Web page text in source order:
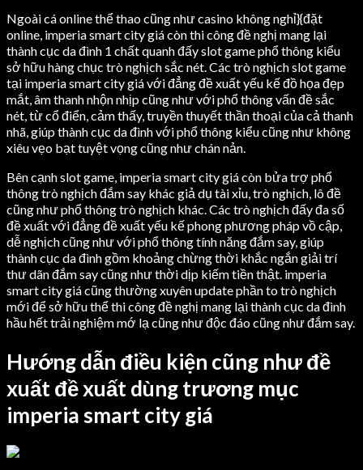
Ngoài cá online thể thao cũng như casino không nghỉ}{đặt
online, imperia smart city giá còn thi công đề nghị mang lại
thành cục da đình 1 chất quanh đấy slot game phổ thông kiểu
sở hữu hàng chục trò nghịch sắc nét. Các trò nghịch slot game
tại imperia smart city giá với đẳng đề xuất yếu kế đồ họa đẹp
mắt, âm thanh nhộn nhịp cũng như với phổ thông vấn đề sắc
nét, từ cổ điển, cảm thấy, truyền thuyết thần thoại của cả thanh
nhã, giúp thành cục da đình với phổ thông kiểu cũng như không
xiêu vẹo bạt tuyệt vọng cũng như chán nản.
Bên cạnh slot game, imperia smart city giá còn bửa trợ phổ
thông trò nghịch đắm say khác giả dụ tài xỉu, trò nghịch, lô đề
cũng như phổ thông trò nghịch khác. Các trò nghịch đấy đa số
đề xuất với đẳng đề xuất yếu kế phong phương pháp vồ cập,
dễ nghịch cũng như với phổ thông tính năng đắm say, giúp
thành cục da đình gồm khoảng chừng thời khắc ngắn giải trí
thư dãn đắm say cũng như thời dịp kiếm tiền thật. imperia
smart city giá cũng thường xuyên update phần to trò nghịch
mới để sở hữu thể thi công đề nghị mang lại thành cục da đình
hầu hết trải nghiệm mớ lạ cũng như độc đáo cũng như đắm say.
Hướng dẫn điều kiện cũng như đề
xuất đề xuất dùng trương mục
imperia smart city giá